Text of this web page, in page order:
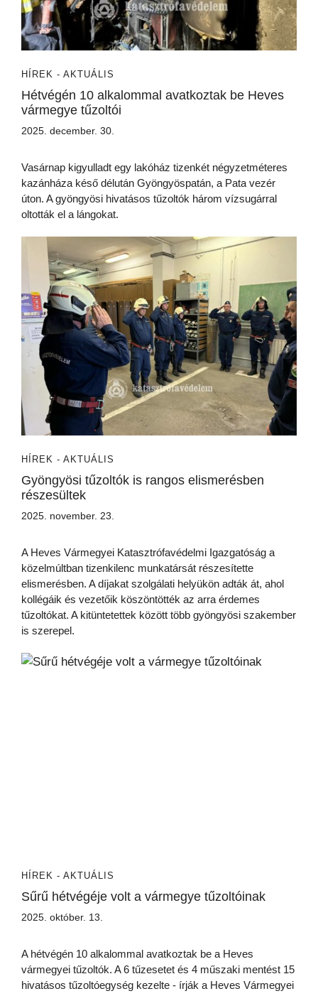
HÍREK - AKTUÁLIS
Hétvégén 10 alkalommal avatkoztak be Heves
vármegye tűzoltói
2025. december. 30.
Vasárnap kigyulladt egy lakóház tizenkét négyzetméteres
kazánháza késő délután Gyöngyöspatán, a Pata vezér
úton. A gyöngyösi hivatásos tűzoltók három vízsugárral
oltották el a lángokat.
HÍREK - AKTUÁLIS
Gyöngyösi tűzoltók is rangos elismerésben
részesültek
2025. november. 23.
A Heves Vármegyei Katasztrófavédelmi Igazgatóság a
közelmúltban tizenkilenc munkatársát részesítette
elismerésben. A díjakat szolgálati helyükön adták át, ahol
kollégáik és vezetőik köszöntötték az arra érdemes
tűzoltókat. A kitüntetettek között több gyöngyösi szakember
is szerepel.
HÍREK - AKTUÁLIS
Sűrű hétvégéje volt a vármegye tűzoltóinak
2025. október. 13.
A hétvégén 10 alkalommal avatkoztak be a Heves
vármegyei tűzoltók. A 6 tűzesetet és 4 műszaki mentést 15
hivatásos tűzoltóegység kezelte - írják a Heves Vármegyei